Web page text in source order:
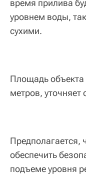
время прилива
уровнем воды,
сухими.
Площадь объекта
метров, уточняет
Предполагается,
обеспечить
подъеме уровня